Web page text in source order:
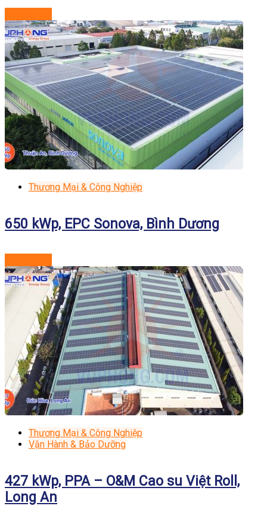
Thương Mại & Công Nghiệp
650 kWp, EPC Sonova, Bình Dương
Thương Mại & Công Nghiệp
Vận Hành & Bảo Dưỡng
427 kWp, PPA – O&M Cao su Việt Roll,
Long An